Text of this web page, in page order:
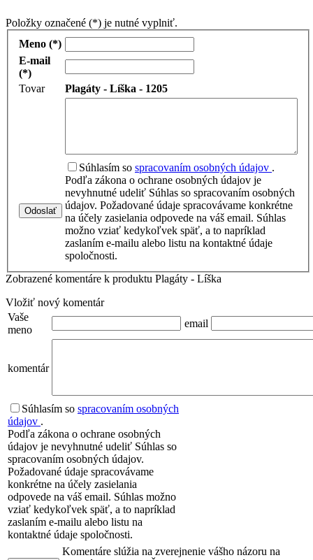
Položky označené (*) je nutné vyplniť.
Meno (*)
E-mail
(*)
Tovar
Plagáty - Líška - 1205
Odoslať
Súhlasím so spracovaním osobných údajov .
Podľa zákona o ochrane osobných údajov je
nevyhnutné udeliť Súhlas so spracovaním osobných
údajov. Požadované údaje spracovávame konkrétne
na účely zasielania odpovede na váš email. Súhlas
možno vziať kedykoľvek späť, a to napríklad
zaslaním e-mailu alebo listu na kontaktné údaje
spoločnosti.
Zobrazené komentáre k produktu Plagáty - Líška
Vložiť nový komentár
Vaše
meno
email
komentár
Súhlasím so spracovaním osobných
údajov .
Podľa zákona o ochrane osobných
údajov je nevyhnutné udeliť Súhlas so
spracovaním osobných údajov.
Požadované údaje spracovávame
konkrétne na účely zasielania
odpovede na váš email. Súhlas možno
vziať kedykoľvek späť, a to napríklad
zaslaním e-mailu alebo listu na
kontaktné údaje spoločnosti.
Komentáre slúžia na zverejnenie vášho názoru na